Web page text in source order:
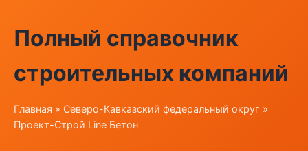
Полный справочник
строительных компаний
Главная » Северо-Кавказский федеральный округ »
Проект-Строй Line Бетон